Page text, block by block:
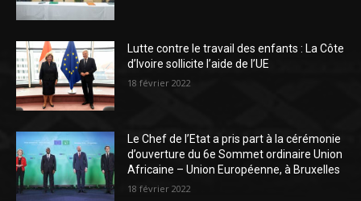
Lutte contre le travail des enfants : La Côte
d’Ivoire sollicite l’aide de l’UE
18 février 2022
Le Chef de l’Etat a pris part à la cérémonie
d’ouverture du 6e Sommet ordinaire Union
Africaine – Union Européenne, à Bruxelles
18 février 2022